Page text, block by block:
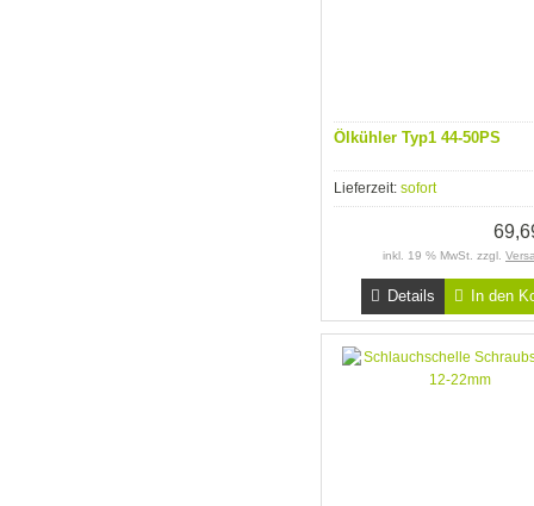
Ölkühler Typ1 44-50PS
Lieferzeit: sofort
inkl. 19 % MwSt. zzgl.
Details In den